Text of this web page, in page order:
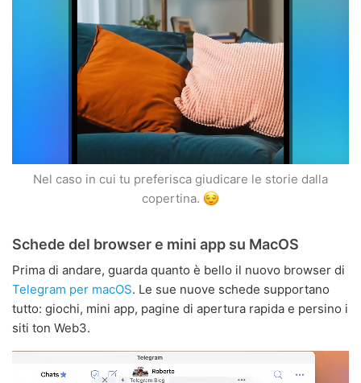
Nel caso in cui tu preferisca giudicare le storie dalla
copertina.
Schede del browser e mini app su MacOS
Prima di andare, guarda quanto è bello il nuovo browser di
Telegram per macOS. Le sue nuove schede supportano
tutto: giochi, mini app, pagine di apertura rapida e persino i
siti ton Web3.